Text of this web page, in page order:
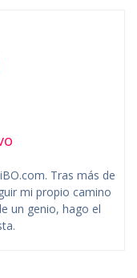
Tras más de
mi propio camino
un genio, hago el